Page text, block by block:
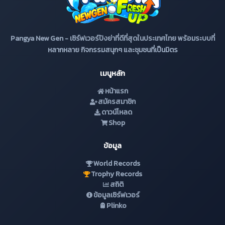
Pangya New Gen - เซิร์ฟเวอร์ปังย่าที่ดีที่สุดในประเทศไทย พร้อมระบบที่
หลากหลาย กิจกรรมสนุกๆ และชุมชนที่เป็นมิตร
เมนูหลัก
หน้าแรก
สมัครสมาชิก
ดาวน์โหลด
Shop
ข้อมูล
World Records
Trophy Records
สถิติ
ข้อมูลเซิร์ฟเวอร์
Plinko